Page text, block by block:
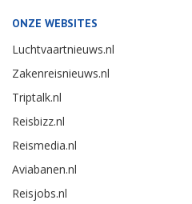
ONZE WEBSITES
Luchtvaartnieuws.nl
Zakenreisnieuws.nl
Triptalk.nl
Reisbizz.nl
Reismedia.nl
Aviabanen.nl
Reisjobs.nl